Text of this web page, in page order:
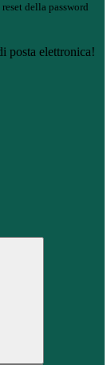
della password
posta elettronica!